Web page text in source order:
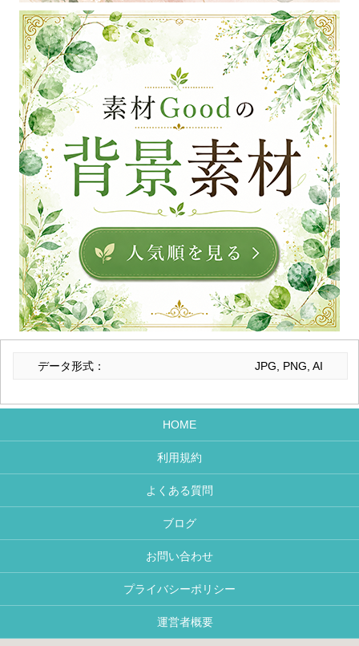
データ形式： JPG, PNG, AI
HOME
利用規約
よくある質問
ブログ
お問い合わせ
プライバシーポリシー
運営者概要